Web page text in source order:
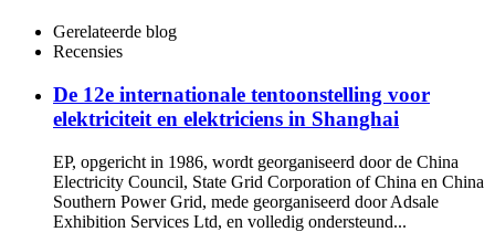
Gerelateerde blog
Recensies
De 12e internationale tentoonstelling voor
elektriciteit en elektriciens in Shanghai
EP, opgericht in 1986, wordt georganiseerd door de China
Electricity Council, State Grid Corporation of China en China
Southern Power Grid, mede georganiseerd door Adsale
Exhibition Services Ltd, en volledig ondersteund...